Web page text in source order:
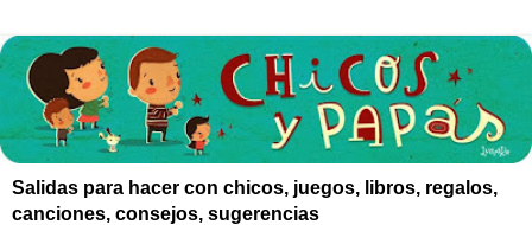
Salidas para hacer con chicos, juegos, libros, regalos,
canciones, consejos, sugerencias